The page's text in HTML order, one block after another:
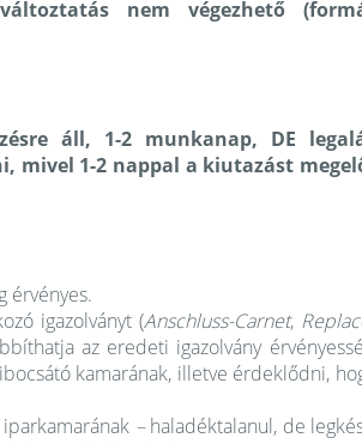
nem végezhető
áll, 1-2 munkanap, DE
mivel 1-2 nappal a kiutazást
érvényes.
igazolványt (Anschluss-Carnet,
az eredeti igazolvány
kamarának, illetve érdeklődni,
–haladéktalanul, de